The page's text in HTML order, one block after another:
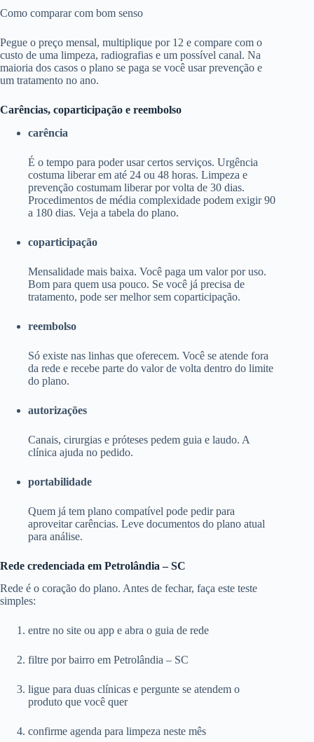
Como comparar com bom senso
Pegue o preço mensal, multiplique por 12 e compare com o
custo de uma limpeza, radiografias e um possível canal. Na
maioria dos casos o plano se paga se você usar prevenção e
um tratamento no ano.
Carências, coparticipação e reembolso
carência
É o tempo para poder usar certos serviços. Urgência
costuma liberar em até 24 ou 48 horas. Limpeza e
prevenção costumam liberar por volta de 30 dias.
Procedimentos de média complexidade podem exigir 90
a 180 dias. Veja a tabela do plano.
coparticipação
Mensalidade mais baixa. Você paga um valor por uso.
Bom para quem usa pouco. Se você já precisa de
tratamento, pode ser melhor sem coparticipação.
reembolso
Só existe nas linhas que oferecem. Você se atende fora
da rede e recebe parte do valor de volta dentro do limite
do plano.
autorizações
Canais, cirurgias e próteses pedem guia e laudo. A
clínica ajuda no pedido.
portabilidade
Quem já tem plano compatível pode pedir para
aproveitar carências. Leve documentos do plano atual
para análise.
Rede credenciada em Petrolândia – SC
Rede é o coração do plano. Antes de fechar, faça este teste
simples:
entre no site ou app e abra o guia de rede
filtre por bairro em Petrolândia – SC
ligue para duas clínicas e pergunte se atendem o
produto que você quer
confirme agenda para limpeza neste mês